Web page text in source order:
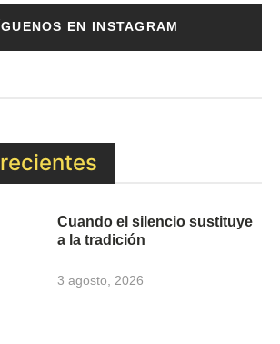
EN INSTAGRAM
Cuando el silencio sustituye
a la tradición
3 agosto, 2026